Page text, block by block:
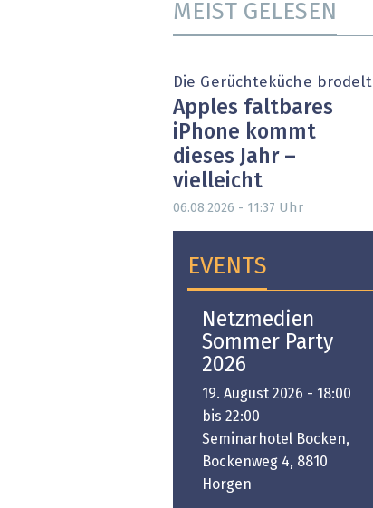
MEIST GELESEN
Die Gerüchteküche brodelt
Apples faltbares
iPhone kommt
dieses Jahr –
vielleicht
06.08.2026 - 11:37 Uhr
EVENTS
Netzmedien
Sommer Party
2026
19. August 2026 - 18:00
bis 22:00
Seminarhotel Bocken,
Bockenweg 4, 8810
Horgen